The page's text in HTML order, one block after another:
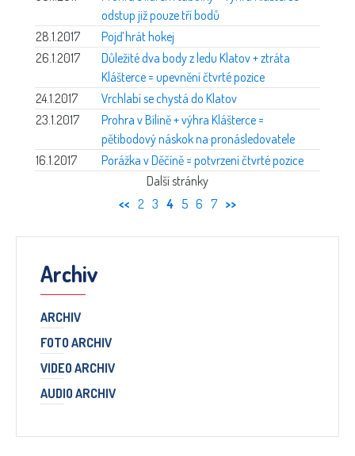
odstup již pouze tří bodů
28.1.2017
Pojď hrát hokej
26.1.2017
Důležité dva body z ledu Klatov + ztráta
Klášterce = upevnění čtvrté pozice
24.1.2017
Vrchlabí se chystá do Klatov
23.1.2017
Prohra v Bílině + výhra Klášterce =
pětibodový náskok na pronásledovatele
16.1.2017
Porážka v Děčíně = potvrzení čtvrté pozice
Další stránky
<< 2 3 4 5 6 7 >>
Archiv
ARCHIV
FOTO ARCHIV
VIDEO ARCHIV
AUDIO ARCHIV